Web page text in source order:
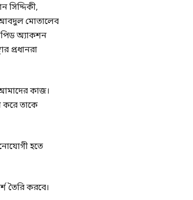
সিদ্দিকী,
আবদুল মোতালেব
অ্যাকশন
প্রধানরা
কাজ।
করে তাকে
হতে
তৈরি করবে।